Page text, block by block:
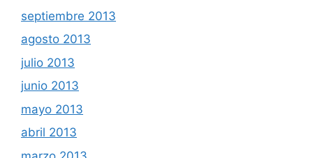
septiembre 2013
agosto 2013
julio 2013
junio 2013
mayo 2013
abril 2013